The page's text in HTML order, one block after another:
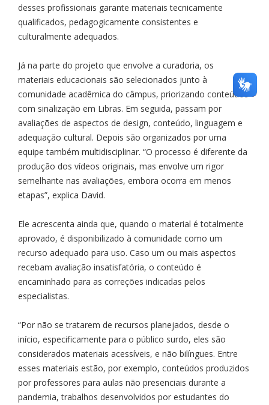
desses profissionais garante materiais tecnicamente
qualificados, pedagogicamente consistentes e
culturalmente adequados.
Já na parte do projeto que envolve a curadoria, os
materiais educacionais são selecionados junto à
comunidade acadêmica do câmpus, priorizando conteúdos
com sinalização em Libras. Em seguida, passam por
avaliações de aspectos de design, conteúdo, linguagem e
adequação cultural. Depois são organizados por uma
equipe também multidisciplinar. “O processo é diferente da
produção dos vídeos originais, mas envolve um rigor
semelhante nas avaliações, embora ocorra em menos
etapas”, explica David.
Ele acrescenta ainda que, quando o material é totalmente
aprovado, é disponibilizado à comunidade como um
recurso adequado para uso. Caso um ou mais aspectos
recebam avaliação insatisfatória, o conteúdo é
encaminhado para as correções indicadas pelos
especialistas.
“Por não se tratarem de recursos planejados, desde o
início, especificamente para o público surdo, eles são
considerados materiais acessíveis, e não bilíngues. Entre
esses materiais estão, por exemplo, conteúdos produzidos
por professores para aulas não presenciais durante a
pandemia, trabalhos desenvolvidos por estudantes do